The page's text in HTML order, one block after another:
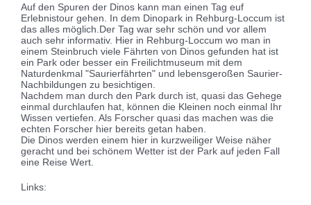
Bild
Auf den Spuren der Dinos kann man einen Tag euf
Erlebnistour gehen. In dem Dinopark in Rehburg-Loccum ist
das alles möglich. Der Tag war sehr schön und vor allem
auch sehr informativ. Hier in Rehburg-Loccum wo man in
einem Steinbruch viele Fährten von Dinos gefunden hat ist
ein Park oder besser ein Freilichtmuseum mit dem
Naturdenkmal "Saurierfährten" und lebensgeroßen Saurier-
Nachbildungen zu besichtigen.
Nachdem man durch den Park durch ist, quasi das Gehege
einmal durchlaufen hat, können die Kleinen noch einmal Ihr
Wissen vertiefen. Als Forscher quasi das machen was die
echten Forscher hier bereits getan haben.
Die Dinos werden einem hier in kurzweiliger Weise näher
geracht und bei schönem Wetter ist der Park auf jeden Fall
eine Reise Wert.
Links: